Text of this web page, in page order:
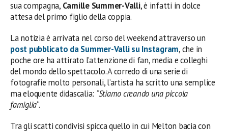
sua compagna, Camille Summer-Valli, è infatti in dolce
attesa del primo figlio della coppia.
La notizia è arrivata nel corso del weekend attraverso un
post pubblicato da Summer-Valli suInstagram, che in
poche ore ha attirato l’attenzione di fan, media e colleghi
del mondo dello spettacolo. A corredo di una serie di
fotografie molto personali, l’artista ha scritto una semplice
ma eloquente didascalia: “Stiamo creando una piccola
famiglia“.
Tra gli scatti condivisi spicca quello in cui Melton bacia con